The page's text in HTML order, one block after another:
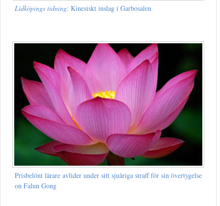
Lidköpings tidning: Kinesiskt inslag i Garbosalen
Prisbelönt lärare avlider under sitt sjuåriga straff för sin övertygelse
on Falun Gong